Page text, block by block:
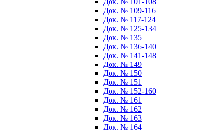
Док. № 101-108
Док. № 109-116
Док. № 117-124
Док. № 125-134
Док. № 135
Док. № 136-140
Док. № 141-148
Док. № 149
Док. № 150
Док. № 151
Док. № 152-160
Док. № 161
Док. № 162
Док. № 163
Док. № 164